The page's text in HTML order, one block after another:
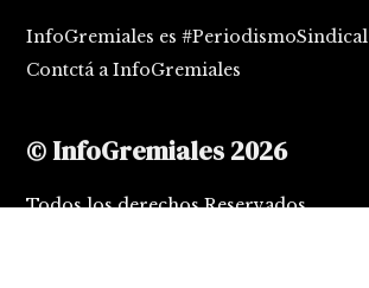
InfoGremiales es #PeriodismoSindical
Contctá a InfoGremiales
© InfoGremiales 2026
Todos los derechos Reservados